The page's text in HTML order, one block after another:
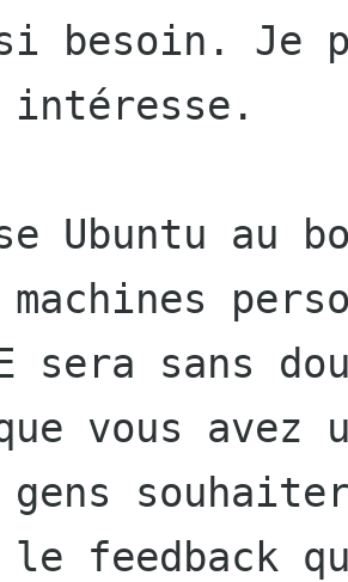
besoin. Je
intéresse.
Ubuntu au
machines
vous avez
feedback